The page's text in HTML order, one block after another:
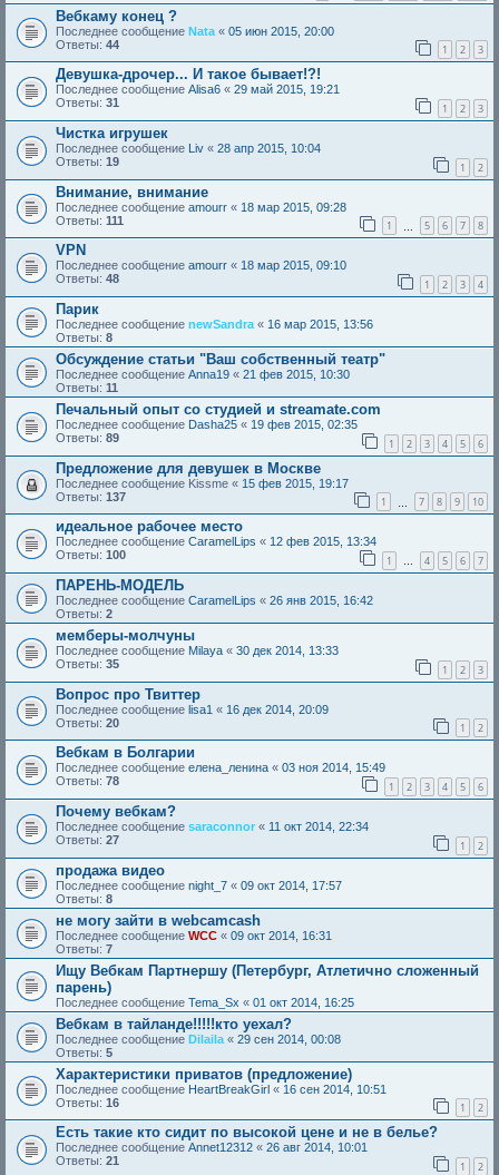
Вебкаму конец ?
Последнее сообщение Nata « 05 июн 2015, 20:00
Ответы: 44 1 2 3
Девушка-дрочер... И такое бывает!?!
Последнее сообщение Alisa6 « 29 май 2015, 19:21
Ответы: 31 1 2 3
Чистка игрушек
Последнее сообщение Liv « 28 апр 2015, 10:04
Ответы: 19 1 2
Внимание, внимание
Последнее сообщение amourr « 18 мар 2015, 09:28
Ответы: 111 1 5 6 7 8
VPN
Последнее сообщение amourr « 18 мар 2015, 09:10
Ответы: 48 1 2 3 4
Парик
Последнее сообщение newSandra « 16 мар 2015, 13:56
Ответы: 8
Обсуждение статьи "Ваш собственный театр"
Последнее сообщение Anna19 « 21 фев 2015, 10:30
Ответы: 11
Печальный опыт со студией и streamate.com
Последнее сообщение Dasha25 « 19 фев 2015, 02:35
Ответы: 89 1 2 3 4 5 6
Предложение для девушек в Москве
Последнее сообщение Kissme « 15 фев 2015, 19:17
Ответы: 137 1 7 8 9 10
идеальное рабочее место
Последнее сообщение CaramelLips « 12 фев 2015, 13:34
Ответы: 100 1 … 4 5 6 7
ПАРЕНЬ-МОДЕЛЬ
Последнее сообщение CaramelLips « 26 янв 2015, 16:42
Ответы: 2
мемберы-молчуны
Последнее сообщение Milaya « 30 дек 2014, 13:33
Ответы: 35 1 2 3
Вопрос про Твиттер
Последнее сообщение lisa1 « 16 дек 2014, 20:09
Ответы: 20 1 2
Вебкам в Болгарии
Последнее сообщение елена_ленина « 03 ноя 2014, 15:49
Ответы: 78 1 2 3 4 5 6
Почему вебкам?
Последнее сообщение saraconnor « 11 окт 2014, 22:34
Ответы: 27 1 2
продажа видео
Последнее сообщение night_7 « 09 окт 2014, 17:57
Ответы: 8
не могу зайти в webcamcash
Последнее сообщение WCC « 09 окт 2014, 16:31
Ответы: 7
Ищу Вебкам Партнершу (Петербург, Атлетично сложенный
парень)
Последнее сообщение Tema_Sx « 01 окт 2014, 16:25
Вебкам в тайланде!!!!!кто уехал?
Последнее сообщение Dilaila « 29 сен 2014, 00:08
Ответы: 5
Характеристики приватов (предложение)
Последнее сообщение HeartBreakGirl « 16 сен 2014, 10:51
Ответы: 16 1 2
Есть такие кто сидит по высокой цене и не в белье?
Последнее сообщение Annet12312 « 26 авг 2014, 10:01
Ответы: 21 1 2